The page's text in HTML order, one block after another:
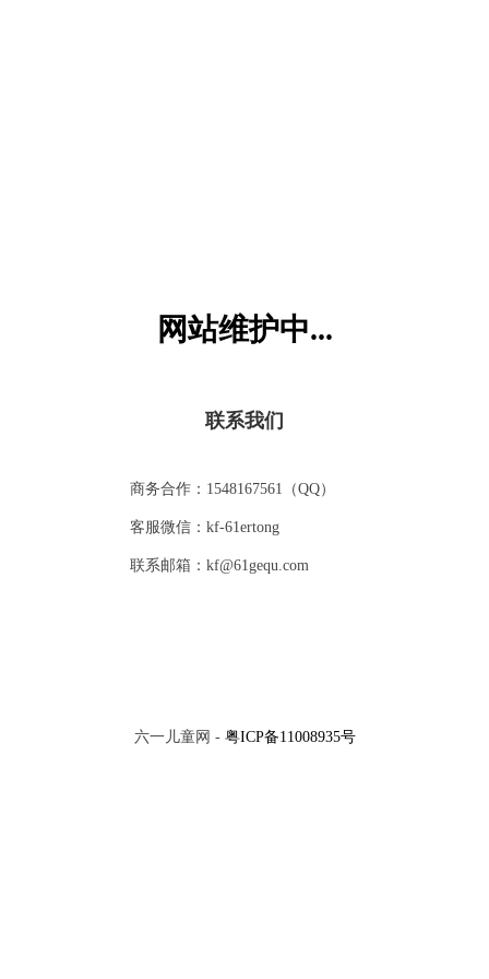
网站维护中...
联系我们
商务合作：1548167561（QQ）
客服微信：kf-61ertong
联系邮箱：kf@61gequ.com
六一儿童网 - 粤ICP备11008935号